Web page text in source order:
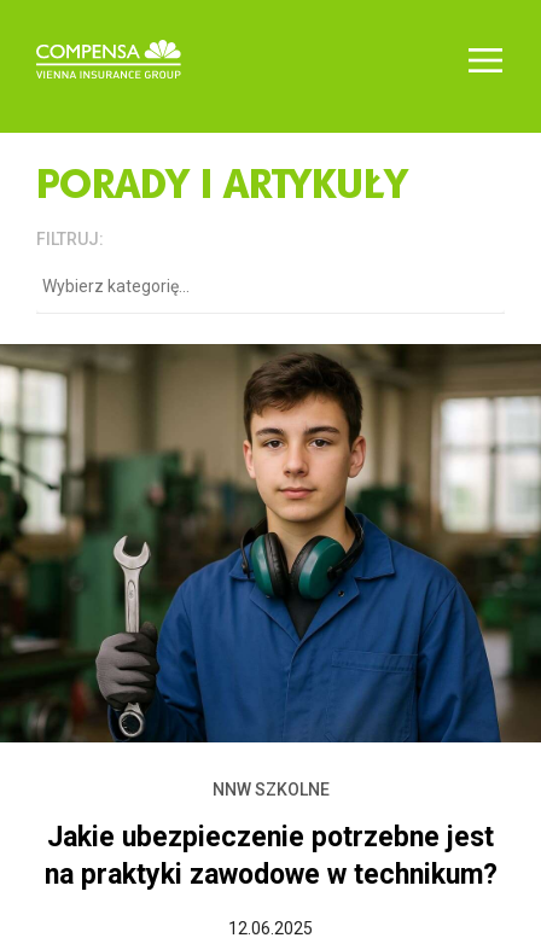
PORADY I ARTYKUŁY
FILTRUJ:
NNW SZKOLNE
Jakie ubezpieczenie potrzebne jest
na praktyki zawodowe w technikum?
12.06.2025